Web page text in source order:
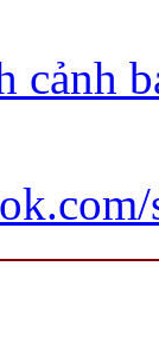
cảnh